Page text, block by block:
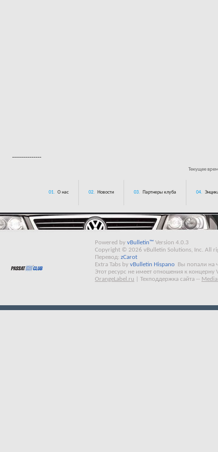
---------------
Текущее
01. О нас 02. Новости 03. Партнеры клуба 04.
Powered by vBulletin™ Version 4.0.3
Copyright © 2026 vBulletin Solutions, Inc. All
Перевод: zCarot
Extra Tabs by vBulletin Hispano
Вы попали на
Этот ресурс не имеет отношения к концерну
OrangeLabel.ru
Техподдержка сайта --